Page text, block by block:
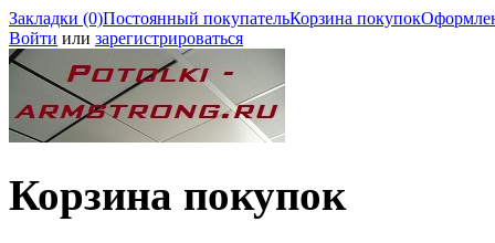
Закладки (0)Постоянный покупательКорзина покупок
Войти или зарегистрироваться
Корзина покупок